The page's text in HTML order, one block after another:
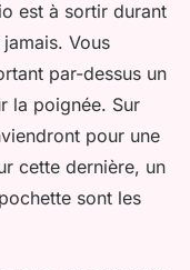
est à sortir durant
Vous
par-dessus un
la poignée. Sur
pour une
cette dernière, un
sont les